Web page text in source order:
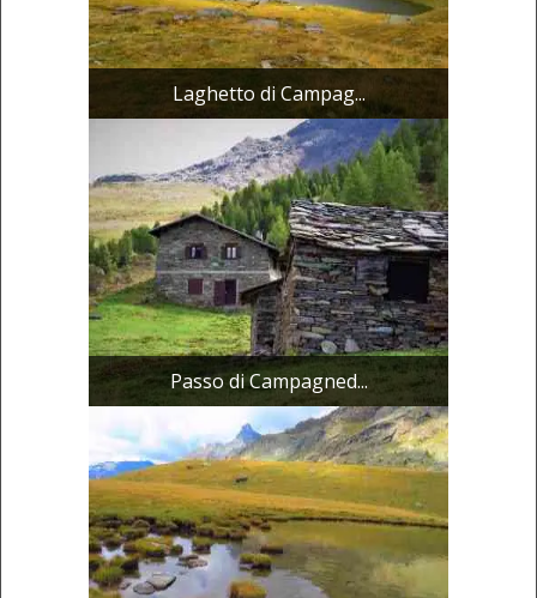
Laghetto di Campag...
Passo di Campagned...